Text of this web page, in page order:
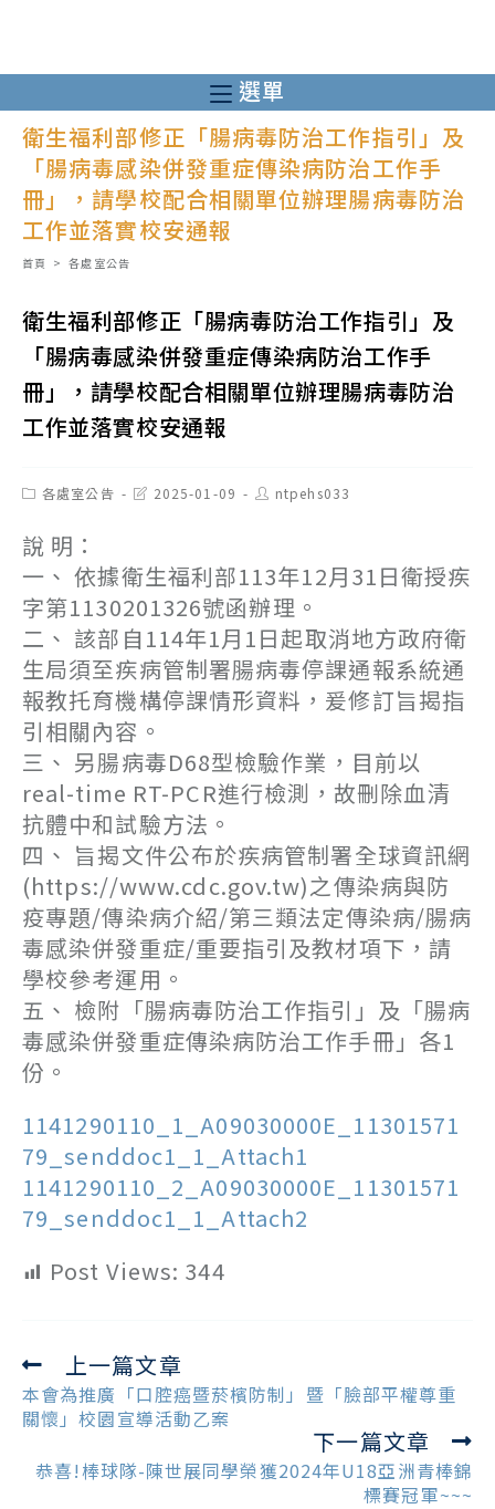
至
主
要
選單
衛生福利部修正「腸病毒防治工作指引」及
「腸病毒感染併發重症傳染病防治工作手
冊」，請學校配合相關單位辦理腸病毒防治
工作並落實校安通報
首頁 > 各處室公告
衛生福利部修正「腸病毒防治工作指引」及
「腸病毒感染併發重症傳染病防治工作手
冊」，請學校配合相關單位辦理腸病毒防治
工作並落實校安通報
Post各處室公告
Post2025-01-09
Post
author:
ntpehs033
說 明：
一、 依據衛生福利部113年12月31日衛授疾
字第1130201326號函辦理。
二、 該部自114年1月1日起取消地方政府衛
生局須至疾病管制署腸病毒停課通報系統通
報教托育機構停課情形資料，爰修訂旨揭指
引相關內容。
三、 另腸病毒D68型檢驗作業，目前以
real-time RT-PCR進行檢測，故刪除血清
抗體中和試驗方法。
四、 旨揭文件公布於疾病管制署全球資訊網
(https://www.cdc.gov.tw)之傳染病與防
疫專題/傳染病介紹/第三類法定傳染病/腸病
毒感染併發重症/重要指引及教材項下，請
學校參考運用。
五、 檢附「腸病毒防治工作指引」及「腸病
毒感染併發重症傳染病防治工作手冊」各1
份。
1141290110_1_A09030000E_11301571
79_senddoc1_1_Attach1
1141290110_2_A09030000E_11301571
79_senddoc1_1_Attach2
Post Views: 344
Read
more
articles
上一篇文章
本會為推廣「口腔癌暨菸檳防制」暨「臉部平權尊重
關懷」校園宣導活動乙案
下一篇文章
恭喜!棒球隊-陳世展同學榮獲2024年U18亞洲青棒錦
標賽冠軍~~~